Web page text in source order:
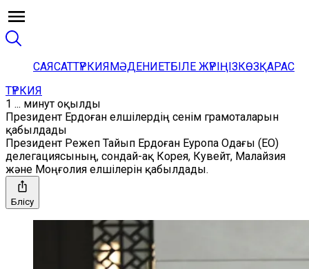
САЯСАТТҮРКИЯМӘДЕНИЕТБІЛЕ ЖҮРІҢІЗКӨЗҚАРАС
ТҮРКИЯ
1 ... минут оқылды
Президент Ердоған елшілердің сенім грамоталарын
қабылдады
Президент Режеп Тайып Ердоған Еуропа Одағы (ЕО)
делегациясының, сондай-ақ Корея, Кувейт, Малайзия
және Моңғолия елшілерін қабылдады.
Бөлісу